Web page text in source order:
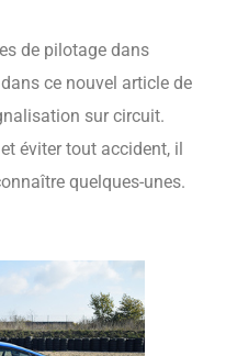
de pilotage dans
ce nouvel article de
sur circuit.
éviter tout accident, il
quelques-unes.